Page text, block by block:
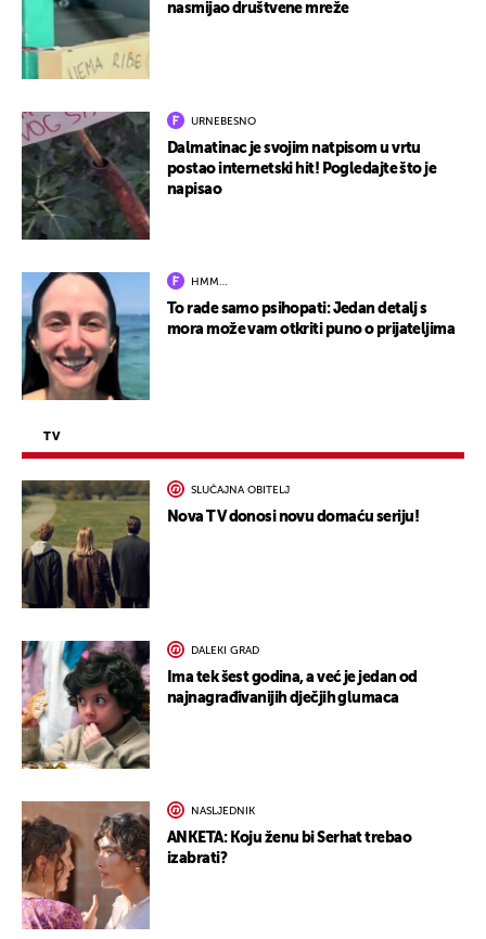
nasmijao društvene mreže
URNEBESNO
Dalmatinac je svojim natpisom u vrtu
postao internetski hit! Pogledajte što je
napisao
HMM…
To rade samo psihopati: Jedan detalj s
mora može vam otkriti puno o prijateljima
TV
SLUČAJNA OBITELJ
Nova TV donosi novu domaću seriju!
DALEKI GRAD
Ima tek šest godina, a već je jedan od
najnagrađivanijih dječjih glumaca
NASLJEDNIK
ANKETA: Koju ženu bi Serhat trebao
izabrati?